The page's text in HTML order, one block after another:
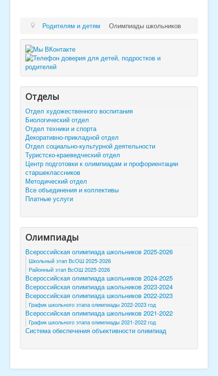
Родителям и детям Олимпиады школьников
Отделы
Отдел художественного воспитания
Биологический отдел
Отдел техники и спорта
Декоративно-прикладной отдел
Отдел социально-культурной деятельности
Туристско-краеведческий отдел
Центр подготовки к олимпиадам и профориентации
старшеклассников
Методический отдел
Все объединения и коллективы
Платные услуги
Олимпиады
Всероссийская олимпиада школьников 2025-2026
Школьный этап ВсОШ 2025-2026
Районный этап ВсОШ 2025-2026
Всероссийская олимпиада школьников 2024-2025
Всероссийская олимпиада школьников 2023-2024
Всероссийская олимпиада школьников 2022-2023
График школьного этапа олимпиады 2022-2023 год
Всероссийская олимпиада школьников 2021-2022
График школьного этапа олимпиады 2021-2022 год
Система обеспечения объективности олимпиад